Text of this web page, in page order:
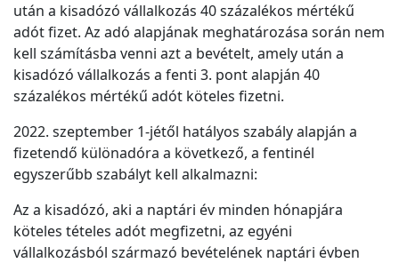
után a kisadózó vállalkozás 40 százalékos mértékű
adót fizet. Az adó alapjának meghatározása során nem
kell számításba venni azt a bevételt, amely után a
kisadózó vállalkozás a fenti 3. pont alapján 40
százalékos mértékű adót köteles fizetni.
2022. szeptember 1-jétől hatályos szabály alapján a
fizetendő különadóra a következő, a fentinél
egyszerűbb szabályt kell alkalmazni:
Az a kisadózó, aki a naptári év minden hónapjára
köteles tételes adót megfizetni, az egyéni
vállalkozásból származó bevételének naptári évben